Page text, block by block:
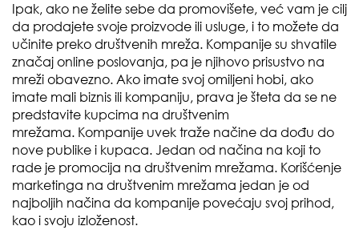
Ipak, ako ne želite sebe da promovišete, već vam je cilj
da prodajete svoje proizvode ili usluge, i to možete da
učinite preko društvenih mreža. Kompanije su shvatile
značaj online poslovanja, pa je njihovo prisustvo na
mreži obavezno. Ako imate svoj omiljeni hobi, ako
imate mali biznis ili kompaniju, prava je šteta da se ne
predstavite kupcima na društvenim
mrežama. Kompanije uvek traže načine da dođu do
nove publike i kupaca. Jedan od načina na koji to
rade je promocija na društvenim mrežama. Korišćenje
marketinga na društvenim mrežama jedan je od
najboljih načina da kompanije povećaju svoj prihod,
kao i svoju izloženost.